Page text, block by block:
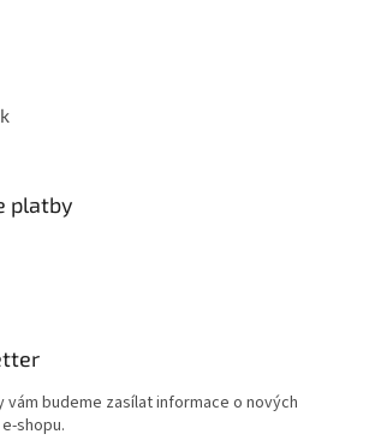
platby
vám budeme zasílat informace o nových
shopu.